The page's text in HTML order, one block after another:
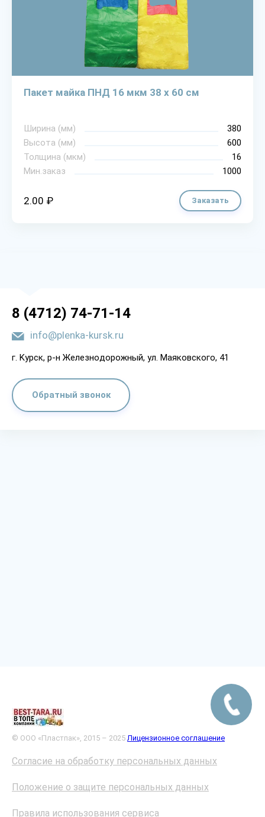
Пакет майка ПНД 16 мкм 38 х 60 см
Ширина (мм)
380
Высота (мм)
600
Толщина (мкм)
16
Мин.заказ
1000
2.00 ₽ Заказать
8 (4712) 74-71-14
info@plenka-kursk.ru
г. Kypcк, p-н Жeлeзнoдopoжный, yл. Мaякoвcкoгo, 41
Обратный звонок
© ООО «Пластпак», 2015 – 2025 Лицензионное соглашение
Согласие на обработку персональных данных
Положение о защите персональных данных
Правила использования сервиса